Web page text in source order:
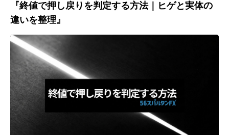
『終値で押し戻りを判定する方法｜ヒゲと実体の
違いを整理』